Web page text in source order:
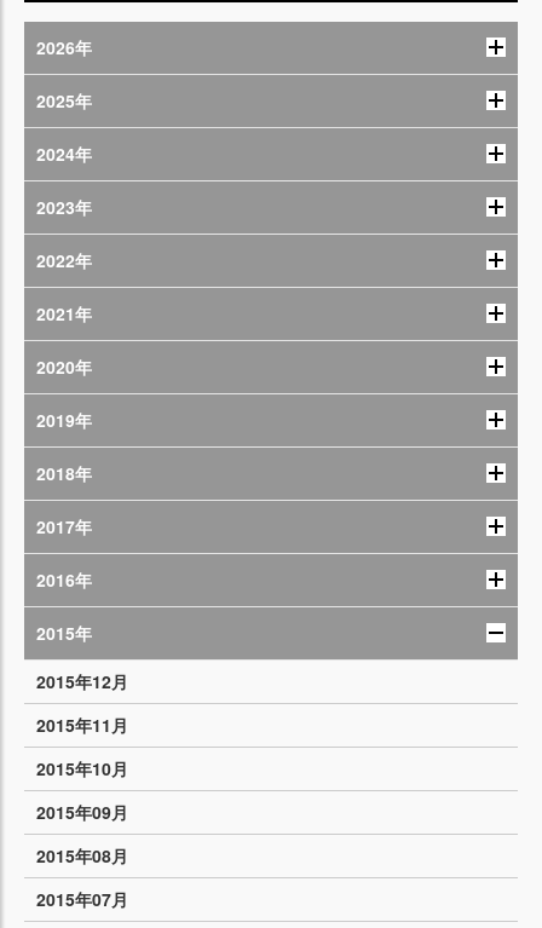
2026年
2025年
2024年
2023年
2022年
2021年
2020年
2019年
2018年
2017年
2016年
2015年
2015年12月
2015年11月
2015年10月
2015年09月
2015年08月
2015年07月